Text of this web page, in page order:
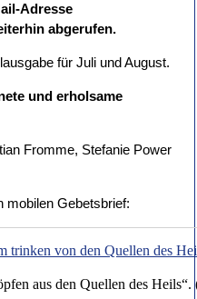
Adresse
abgerufen.
für Juli und August.
und erholsame
Fromme, Stefanie Power
mobilen Gebetsbrief:
trinken von den Quellen des
aus den Quellen des Heils“.